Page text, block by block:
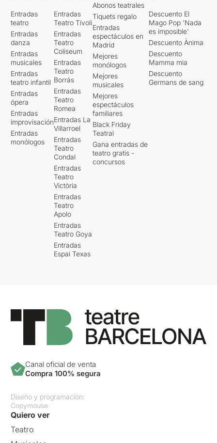
Entradas
teatro
Entradas
danza
Entradas
musicales
Entradas
teatro infantil
Entradas
ópera
Entradas
improvisación
Entradas
monólogos
Entradas
Teatro Tívoli
Entradas
Teatro
Coliseum
Entradas
Teatro
Borrás
Entradas
Teatro
Romea
Entradas La
Villarroel
Entradas
Teatro
Condal
Entradas
Teatro
Victòria
Entradas
Teatro
Apolo
Entradas
Teatro Goya
Entradas
Espai Texas
Abonos teatrales
Tiquets regalo
Entradas
espectáculos en
Madrid
Mejores
monólogos
Mejores
musicales
Mejores
espectáculos
familiares
Black Friday
Teatral
Gana entradas de
teatro gratis -
concursos
Descuento El
Mago Pop 'Nada
es imposible'
Descuento Ànima
Descuento
Mamma mia
Descuento
Germans de sang
Canal oficial de venta
Compra 100% segura
Diseño y programación:
Copymouse
Quiero ver
Teatro